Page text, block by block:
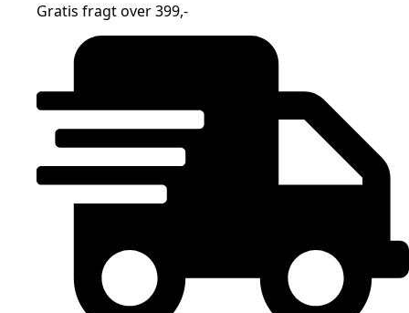
Gratis fragt over 399,-